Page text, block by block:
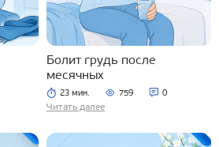
Болит грудь после
месячных
23 мин. 759 0
Читать далее